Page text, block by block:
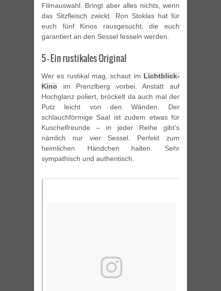
Filmauswahl. Bringt aber alles nichts, wenn
das Sitzfleisch zwickt. Ron Stoklas hat für
euch fünf Kinos rausgesucht, die euch
garantiert an den Sessel fesseln werden.
5 – Ein rustikales Original
Wer es rustikal mag, schaut im Lichtblick-
Kino im Prenzlberg vorbei. Anstatt auf
Hochglanz poliert, bröckelt da auch mal der
Putz leicht von den Wänden. Der
schlauchförmige Saal ist zudem etwas für
Kuschelfreunde – in jeder Reihe gibt’s
nämlich nur vier Sessel. Perfekt zum
heimlichen Händchen halten. Sehr
sympathisch und authentisch.